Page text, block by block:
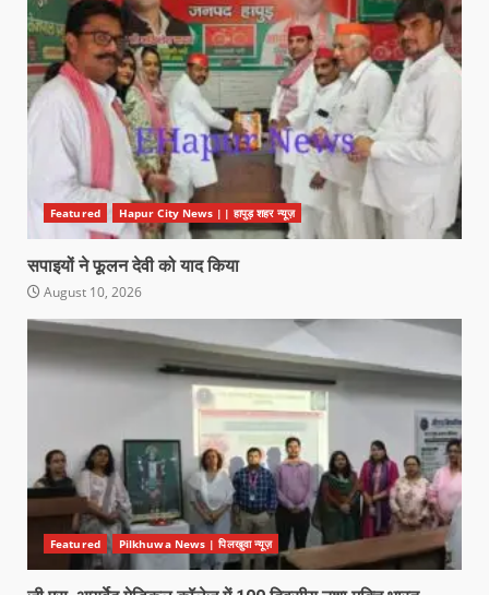
Featured Hapur City News || हापुड़ शहर न्यूज़
सपाइयों ने फूलन देवी को याद किया
August 10, 2026
Featured Pilkhuwa News | पिलखुवा न्यूज़